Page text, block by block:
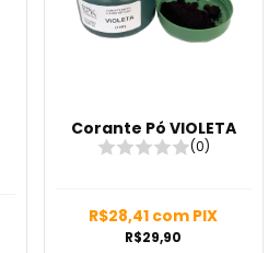
Corante Pó VIOLETA
(0)
R$29,90
R$28,41 com PIX